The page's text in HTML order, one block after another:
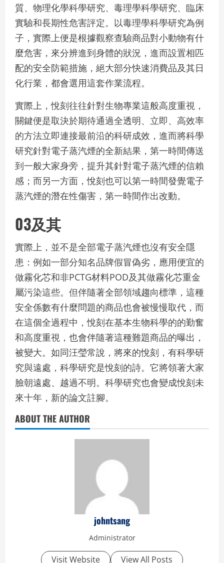
質、物理化學科學研究、毒理學科學研究、臨床
實驗和長期性危害評定。以毒理學科學研究為例
子，實際上便是根據觀察查驗商品對小動物有什
麼危害，來分辨進到身體的狀況，進而設置相匹
配的安全防範措施，絕大部分快速消費品及其日
化行業，都會選用這套作業流程。
實際上，悅刻往往針對生物專業這般高度重視，
關鍵便是取決於期待通過全透明、立即、高效率
的方法立即連接最前沿的科研成效，進而將科學
研究針對電子蒸汽煙的全新結果，第一時間傳送
到一般大家身旁，提升其針對電子蒸汽煙的信賴
感；而另一方面，悅刻也可以第一時間發覺電子
蒸汽煙的潛在性傷害，第一時間作出改動。
03及其
實際上，並不是全部電子蒸汽煙也沒有安全隱
患：例如一部分知名品牌假冒偽劣，應用便宜的
做霧化芯和非PCTG材料POD及其做霧化芯重金
屬污染這些。但伴隨著全部領域趨向標準，這種
安全係數有什麼問題的商品也會被慢慢取代，而
在這個全過程中，悅刻在基本生物科學的的勤奮
和高度重視，也會伴隨著這種難題商品的曝出，
被變大。如同汪瑩常說，將來的悅刻，有科學研
究與遠處，科學研究是悅刻的詩。它將領著大家
臉朝遠處、越過不明。科學研究也會變成悅刻未
來十年，新的論文註腳。
ABOUT THE AUTHOR
johntsang
Administrator
Visit Website View All Posts